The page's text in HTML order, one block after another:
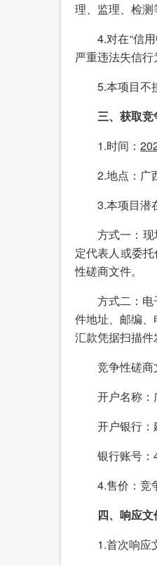
理、监理、检测
4.对在“信
严重违法失信
5.本项目不
三、获取
1.时间：
2.地点：广
3.本项目潜
方式一：
定代表人或委
性磋商文件。
方式二：电
件地址、邮编
汇款凭据扫描
竞争性磋商
开户名称：
开户银行
银行账号
4.售价：竞
四、响应
1.首次响应